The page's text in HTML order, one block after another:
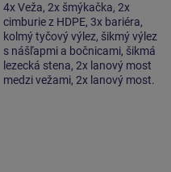
4x Veža, 2x šmýkačka, 2x
cimburie z HDPE, 3x bariéra,
kolmý tyčový výlez, šikmý výlez
s nášľapmi a bočnicami, šikmá
lezecká stena, 2x lanový most
medzi vežami, 2x lanový most.